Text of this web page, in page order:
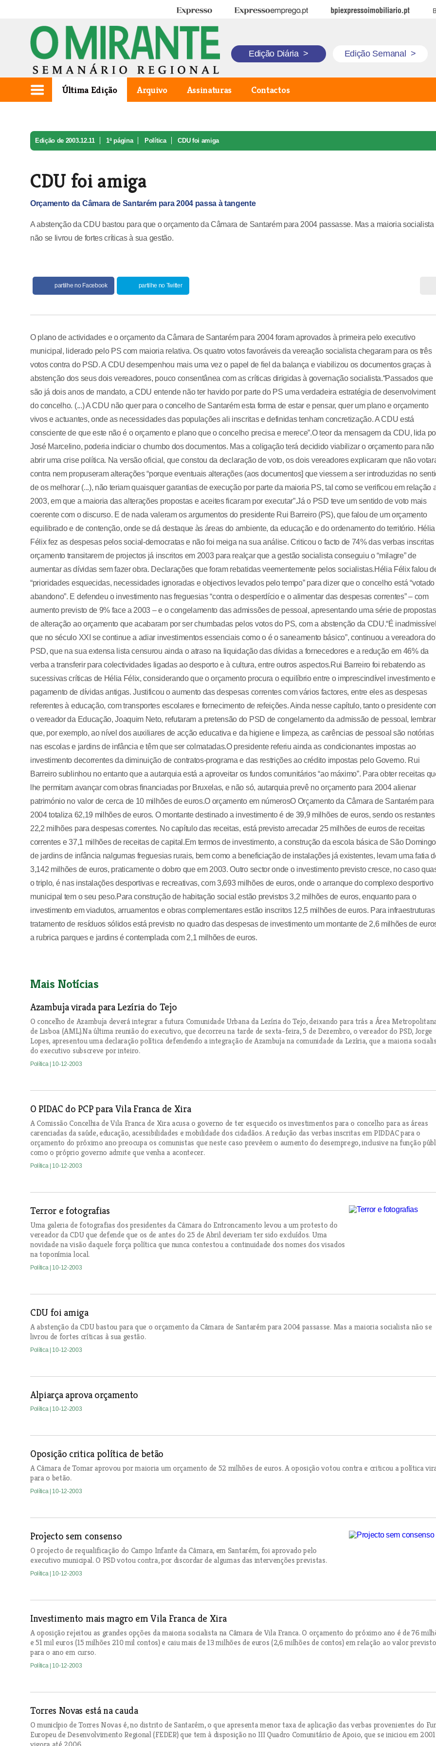
Expresso Expresso Emprego BPI Expresso Imobiliário
Edição Diária > Edição Semanal >
Última Edição Arquivo Assinaturas Contactos
Edição de 2003.12.11 1ª página Política CDU foi amiga
CDU foi amiga
Orçamento da Câmara de Santarém para 2004 passa à tangente
A abstenção da CDU bastou para que o orçamento da Câmara de Santarém para 2004 passasse. Mas a maioria socialista
não se livrou de fortes críticas à sua gestão.
partilhe no Facebook partilhe no Twitter
O plano de actividades e o orçamento da Câmara de Santarém para 2004 foram aprovados à primeira pelo executivo
municipal, liderado pelo PS com maioria relativa. Os quatro votos favoráveis da vereação socialista chegaram para os três
votos contra do PSD. A CDU desempenhou mais uma vez o papel de fiel da balança e viabilizou os documentos graças à
abstenção dos seus dois vereadores, pouco consentânea com as críticas dirigidas à governação socialista.“Passados que
são já dois anos de mandato, a CDU entende não ter havido por parte do PS uma verdadeira estratégia de
do concelho. (...) A CDU não quer para o concelho de Santarém esta forma de estar e pensar, quer um plano e orçamento
vivos e actuantes, onde as necessidades das populações ali inscritas e definidas tenham concretização. A CDU está
consciente de que este não é o orçamento e plano que o concelho precisa e merece”.O teor da mensagem da CDU, lida
José Marcelino, poderia indiciar o chumbo dos documentos. Mas a coligação terá decidido viabilizar o orçamento para não
abrir uma crise política. Na versão oficial, que constou da declaração de voto, os dois vereadores explicaram que não
contra nem propuseram alterações “porque eventuais alterações (aos documentos] que viessem a ser introduzidas no
de os melhorar (...), não teriam quaisquer garantias de execução por parte da maioria PS, tal como se verificou em relação
2003, em que a maioria das alterações propostas e aceites ficaram por executar”.Já o PSD teve um sentido de voto mais
coerente com o discurso. E de nada valeram os argumentos do presidente Rui Barreiro (PS), que falou de um orçamento
equilibrado e de contenção, onde se dá destaque às áreas do ambiente, da educação e do ordenamento do território. Hélia
Félix fez as despesas pelos social-democratas e não foi meiga na sua análise. Criticou o facto de 74% das verbas inscritas
orçamento transitarem de projectos já inscritos em 2003 para realçar que a gestão socialista conseguiu o “milagre” de
aumentar as dívidas sem fazer obra. Declarações que foram rebatidas veementemente pelos socialistas.Hélia Félix falou
“prioridades esquecidas, necessidades ignoradas e objectivos levados pelo tempo” para dizer que o concelho está “votado
abandono”. E defendeu o investimento nas freguesias “contra o desperdício e o alimentar das despesas correntes” – com
aumento previsto de 9% face a 2003 – e o congelamento das admissões de pessoal, apresentando uma série de propostas
de alteração ao orçamento que acabaram por ser chumbadas pelos votos do PS, com a abstenção da CDU.“É
que no século XXI se continue a adiar investimentos essenciais como o é o saneamento básico”, continuou a vereadora do
PSD, que na sua extensa lista censurou ainda o atraso na liquidação das dívidas a fornecedores e a redução em 46% da
verba a transferir para colectividades ligadas ao desporto e à cultura, entre outros aspectos.Rui Barreiro foi rebatendo as
sucessivas críticas de Hélia Félix, considerando que o orçamento procura o equilíbrio entre o imprescindível investimento
pagamento de dívidas antigas. Justificou o aumento das despesas correntes com vários factores, entre eles as despesas
referentes à educação, com transportes escolares e fornecimento de refeições. Ainda nesse capítulo, tanto o presidente
o vereador da Educação, Joaquim Neto, refutaram a pretensão do PSD de congelamento da admissão de pessoal,
que, por exemplo, ao nível dos auxiliares de acção educativa e da higiene e limpeza, as carências de pessoal são notórias
nas escolas e jardins de infância e têm que ser colmatadas.O presidente referiu ainda as condicionantes impostas ao
investimento decorrentes da diminuição de contratos-programa e das restrições ao crédito impostas pelo Governo. Rui
Barreiro sublinhou no entanto que a autarquia está a aproveitar os fundos comunitários “ao máximo”. Para obter receitas
lhe permitam avançar com obras financiadas por Bruxelas, e não só, autarquia prevê no orçamento para 2004 alienar
património no valor de cerca de 10 milhões de euros.O orçamento em númerosO Orçamento da Câmara de Santarém para
2004 totaliza 62,19 milhões de euros. O montante destinado a investimento é de 39,9 milhões de euros, sendo os restantes
22,2 milhões para despesas correntes. No capítulo das receitas, está previsto arrecadar 25 milhões de euros de receitas
correntes e 37,1 milhões de receitas de capital.Em termos de investimento, a construção da escola básica de São
de jardins de infância nalgumas freguesias rurais, bem como a beneficiação de instalações já existentes, levam uma fatia
3,142 milhões de euros, praticamente o dobro que em 2003. Outro sector onde o investimento previsto cresce, no caso
o triplo, é nas instalações desportivas e recreativas, com 3,693 milhões de euros, onde o arranque do complexo desportivo
municipal tem o seu peso.Para construção de habitação social estão previstos 3,2 milhões de euros, enquanto para o
investimento em viadutos, arruamentos e obras complementares estão inscritos 12,5 milhões de euros. Para
tratamento de resíduos sólidos está previsto no quadro das despesas de investimento um montante de 2,6 milhões de
a rubrica parques e jardins é contemplada com 2,1 milhões de euros.
Mais Notícias
Azambuja virada para Lezíria do Tejo
O concelho de Azambuja deverá integrar a futura Comunidade Urbana da Lezíria do Tejo, deixando para trás a Área
de Lisboa (AML).Na última reunião do executivo, que decorreu na tarde de sexta-feira, 5 de Dezembro, o vereador do PSD, Jorge
Lopes, apresentou uma declaração política defendendo a integração de Azambuja na comunidade da Lezíria, que a maioria
do executivo subscreve por inteiro.
Política | 10-12-2003
O PIDAC do PCP para Vila Franca de Xira
A Comissão Concelhia de Vila Franca de Xira acusa o governo de ter esquecido os investimentos para o concelho para as áreas
carenciadas da saúde, educação, acessibilidades e mobilidade dos cidadãos. A redução das verbas inscritas em PIDDAC para o
orçamento do próximo ano preocupa os comunistas que neste caso prevêem o aumento do desemprego, inclusive na função
como o próprio governo admite que venha a acontecer.
Política | 10-12-2003
Terror e fotografias
Uma galeria de fotografias dos presidentes da Câmara do Entroncamento levou a um protesto do
vereador da CDU que defende que os de antes do 25 de Abril deveriam ter sido excluídos. Uma
novidade na visão daquele força política que nunca contestou a continuidade dos nomes dos visados
na toponímia local.
Política | 10-12-2003
CDU foi amiga
A abstenção da CDU bastou para que o orçamento da Câmara de Santarém para 2004 passasse. Mas a maioria socialista não se
livrou de fortes críticas à sua gestão.
Política | 10-12-2003
Alpiarça aprova orçamento
Política | 10-12-2003
Oposição critica política de betão
A Câmara de Tomar aprovou por maioria um orçamento de 52 milhões de euros. A oposição votou contra e criticou a política
para o betão.
Política | 10-12-2003
Projecto sem consenso
O projecto de requalificação do Campo Infante da Câmara, em Santarém, foi aprovado pelo
executivo municipal. O PSD votou contra, por discordar de algumas das intervenções previstas.
Política | 10-12-2003
Investimento mais magro em Vila Franca de Xira
A oposição rejeitou as grandes opções da maioria socialista na Câmara de Vila Franca. O orçamento do próximo ano é de 76
e 51 mil euros (15 milhões 210 mil contos) e caiu mais de 13 milhões de euros (2,6 milhões de contos) em relação ao valor previsto
para o ano em curso.
Política | 10-12-2003
Torres Novas está na cauda
O município de Torres Novas é, no distrito de Santarém, o que apresenta menor taxa de aplicação das verbas provenientes do
Europeu de Desenvolvimento Regional (FEDER) que tem à disposição no III Quadro Comunitário de Apoio, que se iniciou em